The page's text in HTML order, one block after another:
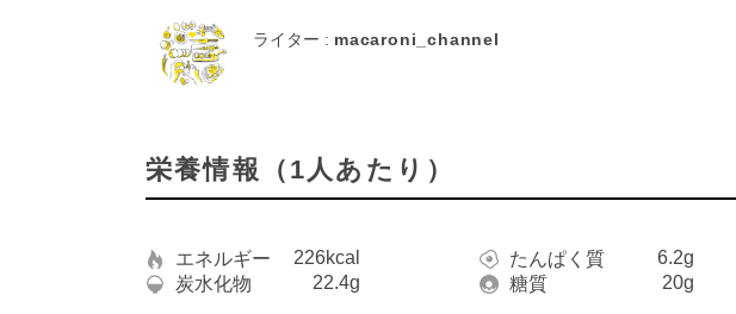
ライター : macaroni_channel
栄養情報（1人あたり）
エネルギー 226kcal たんぱく質 6.2g
炭水化物
22.4g 糖質 20g